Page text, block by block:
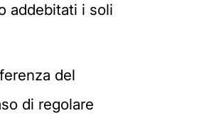
addebitati i soli
del
di regolare